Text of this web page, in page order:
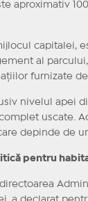
aproximativ
capitalei,
al
furnizate de
nivelul apei
uscate.
depinde de
pentru